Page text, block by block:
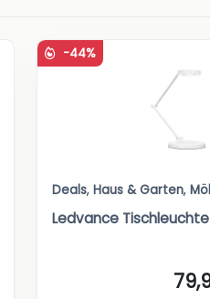
-44%
Deals, Haus & Garten,
Ledvance Tischleuchte